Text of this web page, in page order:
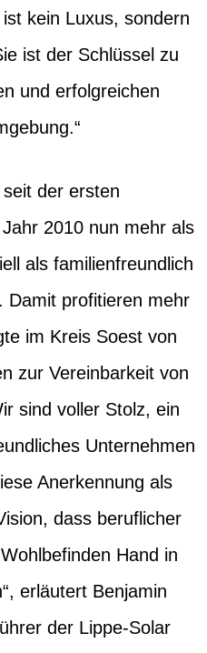
kein Luxus, sondern
ist der Schlüssel zu
und erfolgreichen
der ersten
2010 nun mehr als
als familienfreundlich
Damit profitieren mehr
im Kreis Soest von
zur Vereinbarkeit von
sind voller Stolz, ein
Unternehmen
Anerkennung als
dass beruflicher
Hand in
erläutert Benjamin
der Lippe-Solar